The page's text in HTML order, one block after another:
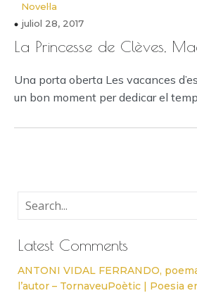
Novel·la
juliol 28, 2017
La Princesse de Clèves,
Una porta oberta Les vacances
un bon moment per dedicar el
Latest Comments
ANTONI VIDAL FERRANDO,
l’autor – TornaveuPoètic | Poesia